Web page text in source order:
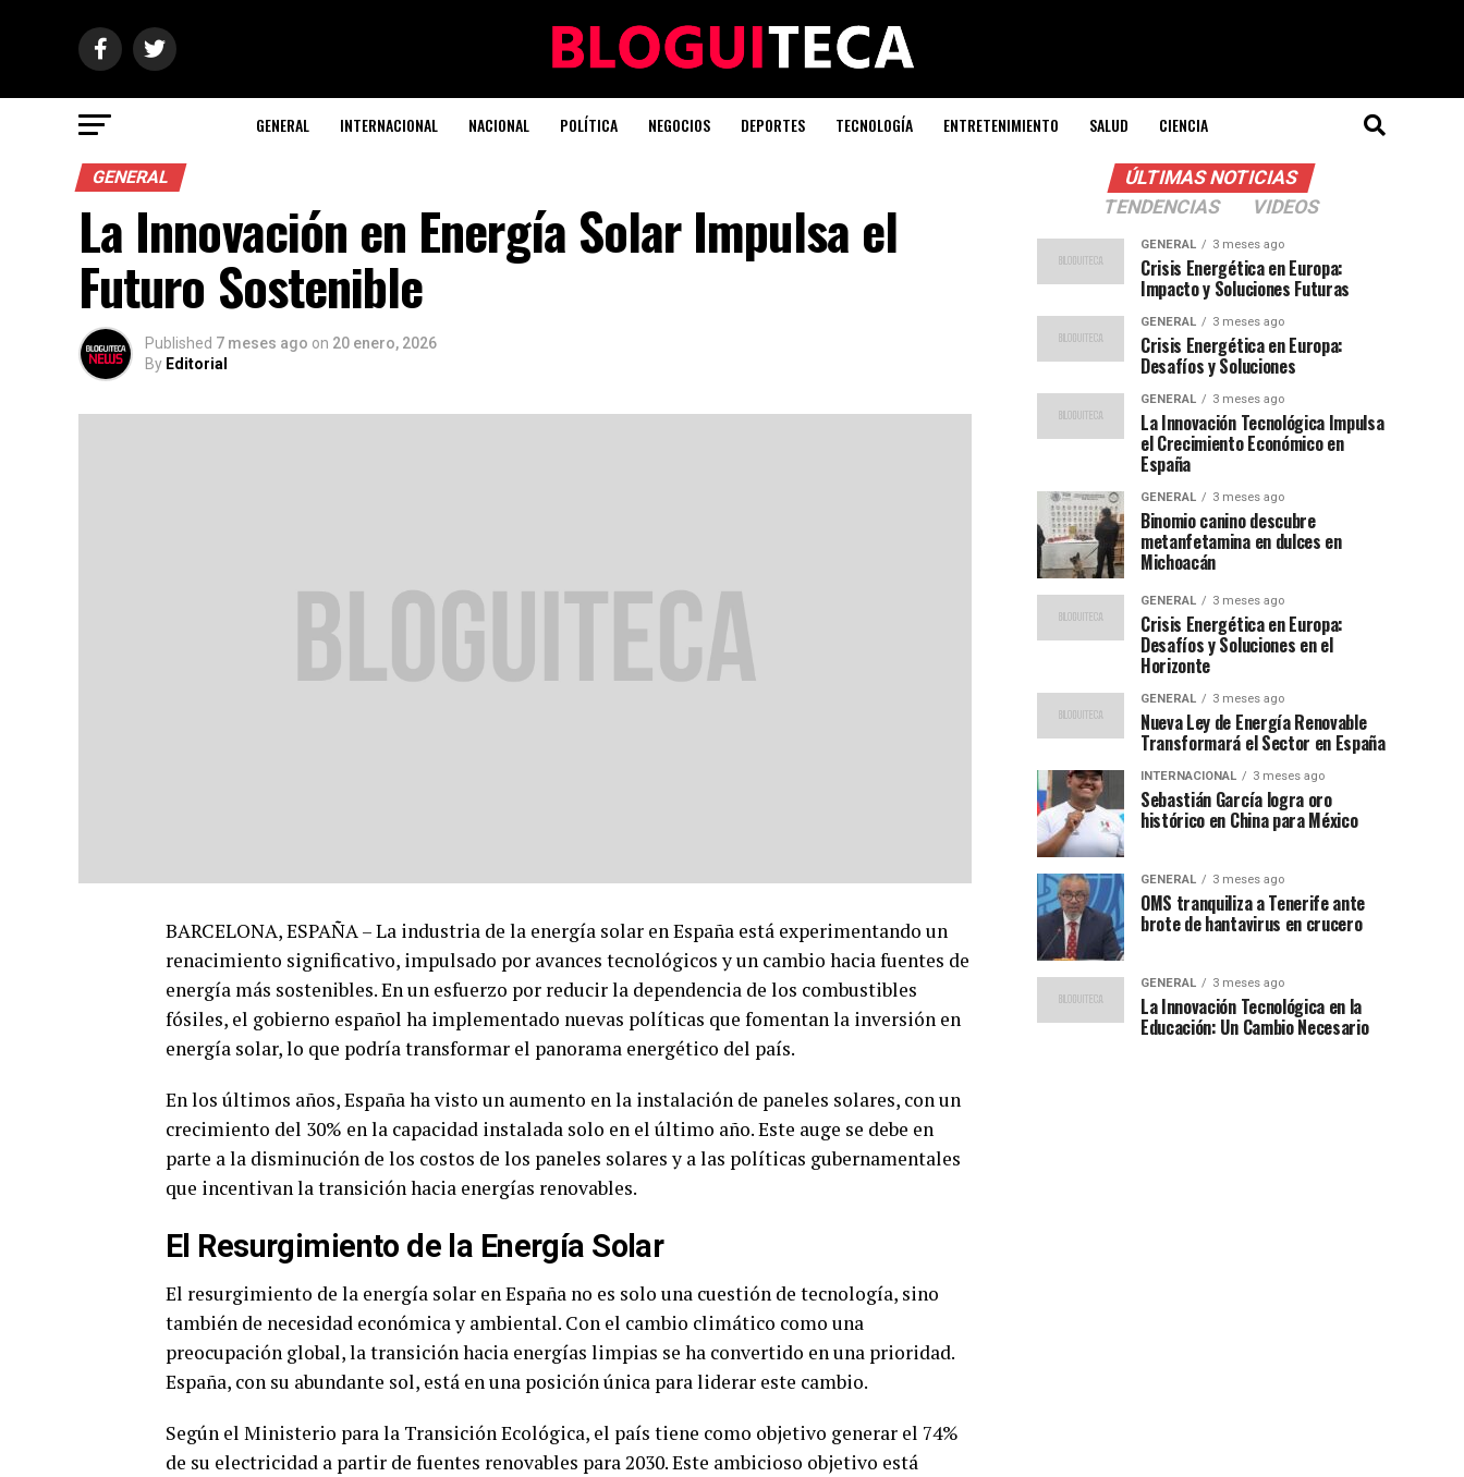
GENERAL INTERNACIONAL NACIONAL POLÍTICA NEGOCIOS DEPORTES TECNOLOGÍA ENTRETENIMIENTO SALUD CIENCIA
GENERAL
La Innovación en Energía Solar Impulsa el
Futuro Sostenible
Published 7 meses ago on 20 enero, 2026
By Editorial
BARCELONA, ESPAÑA – La industria de la energía solar en España está experimentando un
renacimiento significativo, impulsado por avances tecnológicos y un cambio hacia fuentes de
energía más sostenibles. En un esfuerzo por reducir la dependencia de los combustibles
fósiles, el gobierno español ha implementado nuevas políticas que fomentan la inversión en
energía solar, lo que podría transformar el panorama energético del país.
En los últimos años, España ha visto un aumento en la instalación de paneles solares, con un
crecimiento del 30% en la capacidad instalada solo en el último año. Este auge se debe en
parte a la disminución de los costos de los paneles solares y a las políticas gubernamentales
que incentivan la transición hacia energías renovables.
El Resurgimiento de la Energía Solar
El resurgimiento de la energía solar en España no es solo una cuestión de tecnología, sino
también de necesidad económica y ambiental. Con el cambio climático como una
preocupación global, la transición hacia energías limpias se ha convertido en una prioridad.
España, con su abundante sol, está en una posición única para liderar este cambio.
Según el Ministerio para la Transición Ecológica, el país tiene como objetivo generar el 74%
de su electricidad a partir de fuentes renovables para 2030. Este ambicioso objetivo está
ÚLTIMAS NOTICIAS
TENDENCIAS
VIDEOS
GENERAL 3 meses ago
Crisis Energética en Europa:
Impacto y Soluciones Futuras
GENERAL 3 meses ago
Crisis Energética en Europa:
Desafíos y Soluciones
GENERAL 3 meses ago
La Innovación Tecnológica Impulsa
el Crecimiento Económico en
España
GENERAL 3 meses ago
Binomio canino descubre
metanfetamina en dulces en
Michoacán
GENERAL 3 meses ago
Crisis Energética en Europa:
Desafíos y Soluciones en el
Horizonte
GENERAL 3 meses ago
Nueva Ley de Energía Renovable
Transformará el Sector en España
INTERNACIONAL 3 meses ago
Sebastián García logra oro
histórico en China para México
GENERAL 3 meses ago
OMS tranquiliza a Tenerife ante
brote de hantavirus en crucero
GENERAL 3 meses ago
La Innovación Tecnológica en la
Educación: Un Cambio Necesario